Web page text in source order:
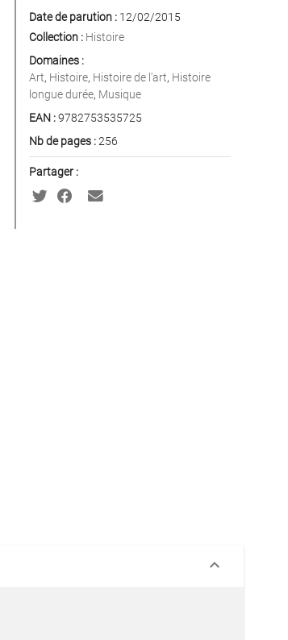
Date de parution :12/02/2015
Collection : Histoire
Domaines :
Art, Histoire, Histoire de l'art, Histoire
longue durée, Musique
EAN :9782753535725
Nb de pages :256
Partager :
keyboard_arrow_down